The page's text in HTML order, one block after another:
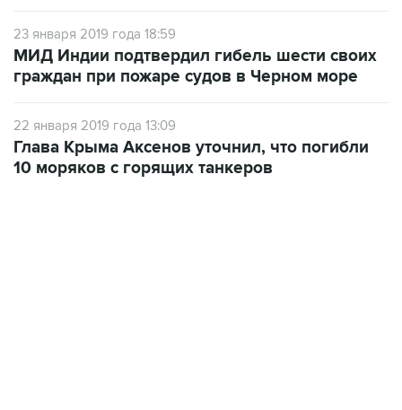
23 января 2019 года 18:59
МИД Индии подтвердил гибель шести своих
граждан при пожаре судов в Черном море
22 января 2019 года 13:09
Глава Крыма Аксенов уточнил, что погибли
10 моряков с горящих танкеров